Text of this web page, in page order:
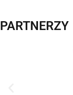
PARTNERZY